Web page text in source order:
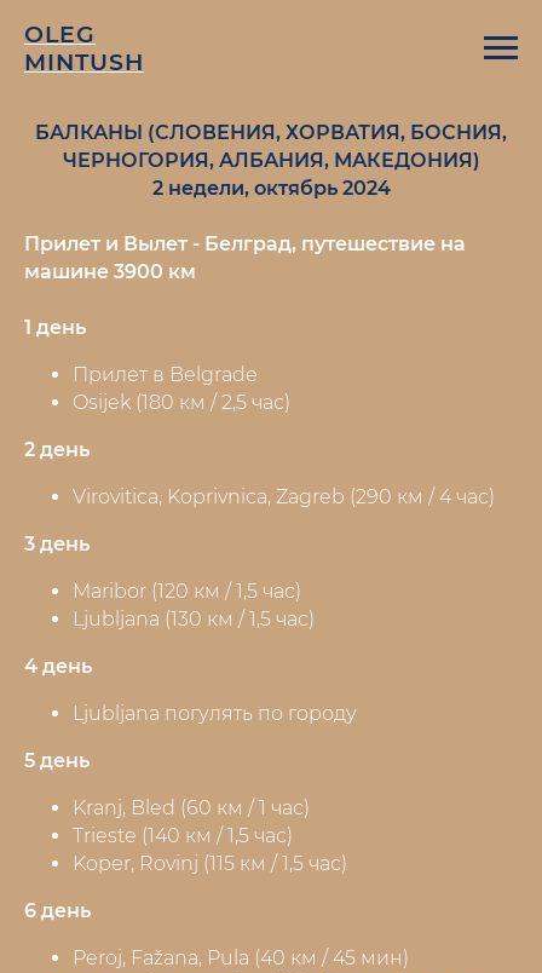
OLEG
MINTUSH
БАЛКАНЫ (СЛОВЕНИЯ, ХОРВАТИЯ, БОСНИЯ,
ЧЕРНОГОРИЯ, АЛБАНИЯ, МАКЕДОНИЯ)
2 недели, октябрь 2024
Прилет и Вылет - Белград, путешествие на
машине 3900 км
1 день
Прилет в Belgrade
Osijek (180 км / 2,5 час)
2 день
Virovitica, Koprivnica, Zagreb (290 км / 4 час)
3 день
Maribor (120 км / 1,5 час)
Ljubljana (130 км / 1,5 час)
4 день
Ljubljana погулять по городу
5 день
Kranj, Bled (60 км / 1 час)
Trieste (140 км / 1,5 час)
Koper, Rovinj (115 км / 1,5 час)
6 день
Peroj, Fažana, Pula (40 км / 45 мин)